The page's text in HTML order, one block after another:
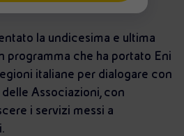
la undicesima e ultima
programma che ha portato Eni
italiane per dialogare con
Associazioni, con
i servizi messi a